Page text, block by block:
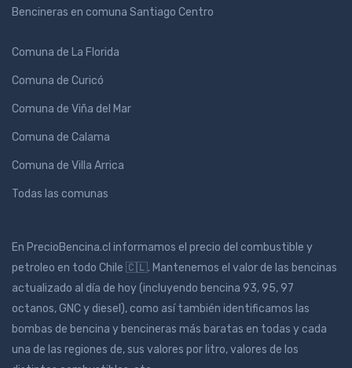
Bencineras en comuna Santiago Centro
Comuna de La Florida
Comuna de Curicó
Comuna de Viña del Mar
Comuna de Calama
Comuna de Villa Arrica
Todas las comunas
En PrecioBencina.cl informamos el precio del combustible y
petroleo en todo Chile 🇨🇱. Mantenemos el valor de las bencinas
actualizado al día de hoy (incluyendo bencina 93, 95, 97
octanos, GNC y diesel), como así también identificamos las
bombas de bencina y bencineras más baratas en todas y cada
una de las regiones de, sus valores por litro, valores de los